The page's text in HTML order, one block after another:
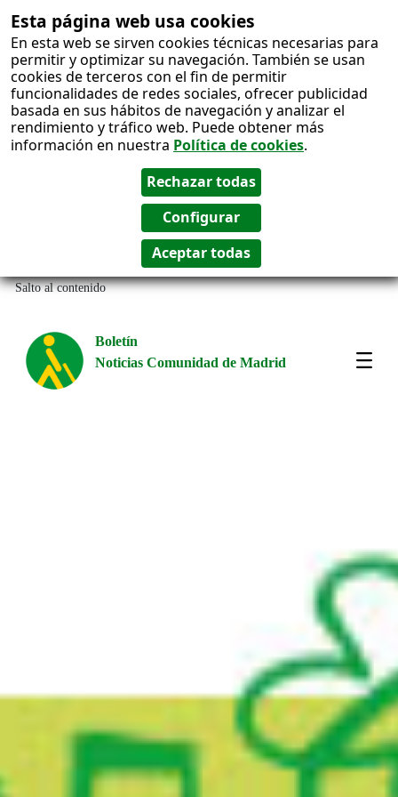
Esta página web usa cookies
En esta web se sirven cookies técnicas necesarias para
permitir y optimizar su navegación. También se usan
cookies de terceros con el fin de permitir
funcionalidades de redes sociales, ofrecer publicidad
basada en sus hábitos de navegación y analizar el
rendimiento y tráfico web. Puede obtener más
información en nuestra Política de cookies.
Salto al contenido
Boletín
Noticias Comunidad de Madrid